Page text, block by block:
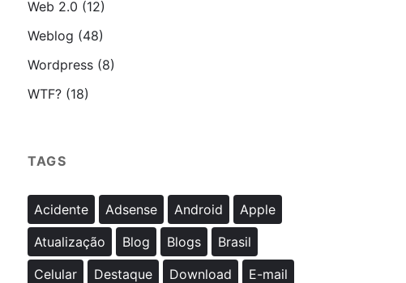
Web 2.0 (12)
Weblog (48)
Wordpress (8)
WTF? (18)
TAGS
Acidente Adsense Android
Apple
Atualização
Blog Blogs
Brasil
Celular
Destaque Download
E-mail